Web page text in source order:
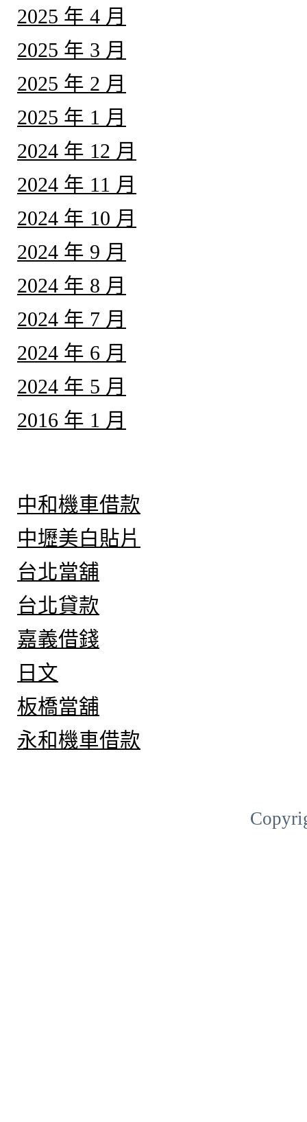
2025 年 4 月
2025 年 3 月
2025 年 2 月
2025 年 1 月
2024 年 12 月
2024 年 11 月
2024 年 10 月
2024 年 9 月
2024 年 8 月
2024 年 7 月
2024 年 6 月
2024 年 5 月
2016 年 1 月
中和機車借款
中壢美白貼片
台北當舖
台北貸款
嘉義借錢
日文
板橋當舖
永和機車借款